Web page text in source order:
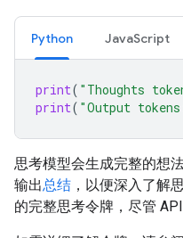
Python JavaScript
print( "Thoughts
print( "Output
思考模型会生成完整的想
输出总结 ，以便深入了解
的完整思考令牌，尽管 API